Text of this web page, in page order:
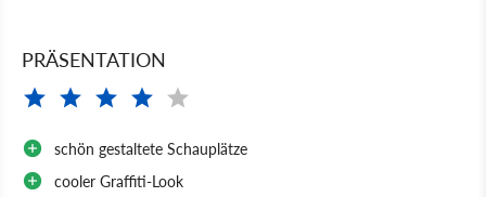
PRÄSENTATION
schön gestaltete Schauplätze
cooler Graffiti-Look